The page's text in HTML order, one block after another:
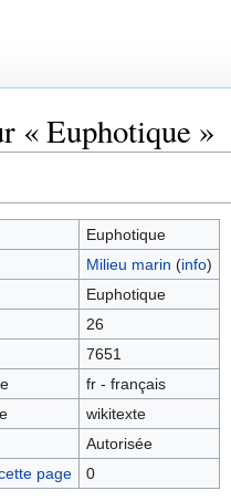
« Euphotique »
Euphotique
Milieu marin (info)
Euphotique
26
7651
fr - français
wikitexte
Autorisée
page
0